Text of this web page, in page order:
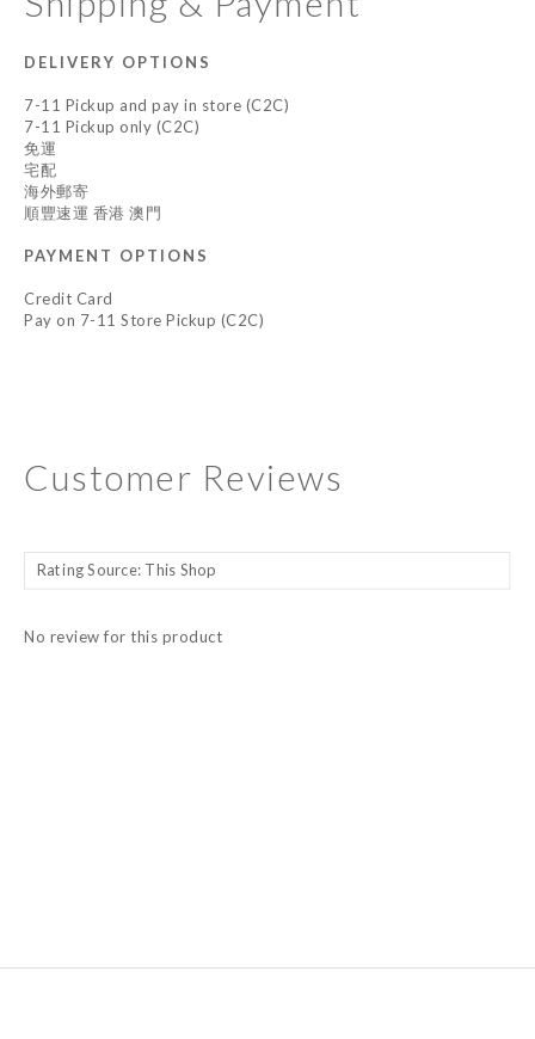
DELIVERY OPTIONS
7-11 Pickup and pay in store (C2C)
7-11 Pickup only (C2C)
免運
宅配
海外郵寄
順豐速運 香港 澳門
PAYMENT OPTIONS
Credit Card
Pay on 7-11 Store Pickup (C2C)
Customer Reviews
No review for this product